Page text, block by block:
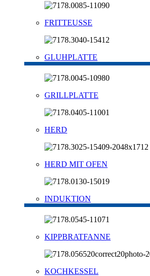
FRITTEUSSE
GLUHPLATTE
GRILLPLATTE
HERD
HERD MIT OFEN
INDUKTION
KIPPBRATFANNE
KOCHKESSEL